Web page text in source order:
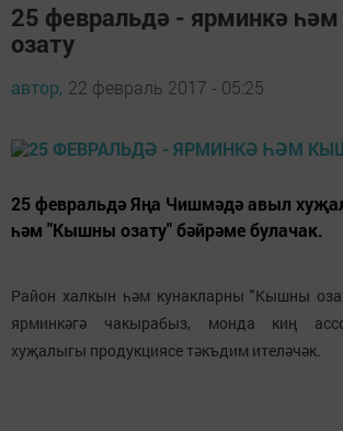
25 февральдә - ярминкә
озату
автор, 22 февраль 2017 - 05:25
25 февральдә Яңа Чишмәдә авыл
һәм "Кышны озату" бәйрәме булачак.
Район халкын һәм кунакларны "Кышны
ярминкәгә чакырабыз, монда киң
хуҗалыгы продукциясе тәкъдим ителәчәк.